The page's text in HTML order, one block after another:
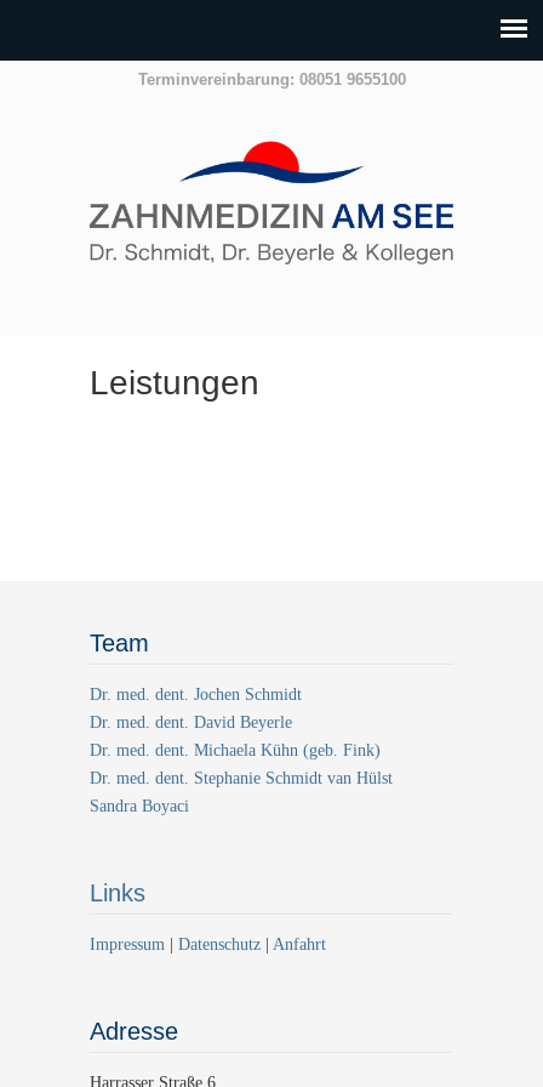
Terminvereinbarung: 08051 9655100
Leistungen
Team
Dr. med. dent. Jochen Schmidt
Dr. med. dent. David Beyerle
Dr. med. dent. Michaela Kühn (geb. Fink)
Dr. med. dent. Stephanie Schmidt van Hülst
Sandra Boyaci
Links
Impressum Datenschutz Anfahrt
Adresse
Harrasser Straße 6